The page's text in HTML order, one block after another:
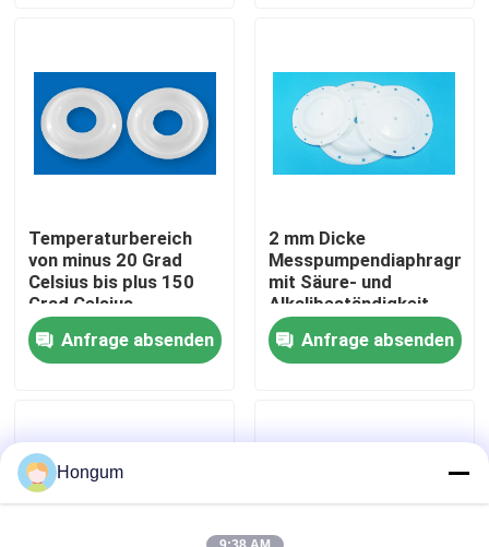
Werksbesichtigung
Neuigkeiten
Rechtssachen
Gummimembrandichtungen
Ventil-Gummimembran
Temperaturbereich
von minus 20 Grad
Celsius bis plus 150
Grad Celsius
Membranmesspumpe,
die eine Lebensdauer
von 1000000 Mal für
Anfrage absenden
2 mm Dicke
Messpumpendiaphragma
mit Säure- und
Alkalibeständigkeit
und langen
Lebensdauer
Anfrage absenden
Hongum